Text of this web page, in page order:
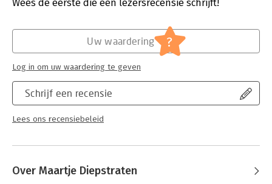
gedaan, je hoeft alleen nog maar de tas te pakken.
Hoofdrubriek: Sport, hobby, lifestyle
Wees de eerste die een lezersrecensie schrijft!
Schrijf een recensie
Lees ons recensiebeleid
Uw waardering ?
Log in om uw waardering te geven
Over Maartje Diepstraten